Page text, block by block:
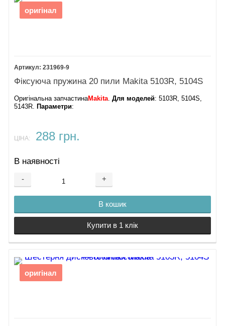
оригінал
231969-9
Фіксуюча пружина 20 пили Makita 5103R, 5104S
Оригінальна запчастинаMakita .Для моделей: 5103R, 5104S,
5143R.
Параметри:
ЦІНА: 288 грн.
В наявності
- +
В кошик
Купити в 1 клік
оригінал